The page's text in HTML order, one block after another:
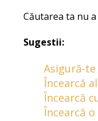
Căutarea ta nu
Sugestii:
Asigură-
Încearcă
Încearcă
Încearcă